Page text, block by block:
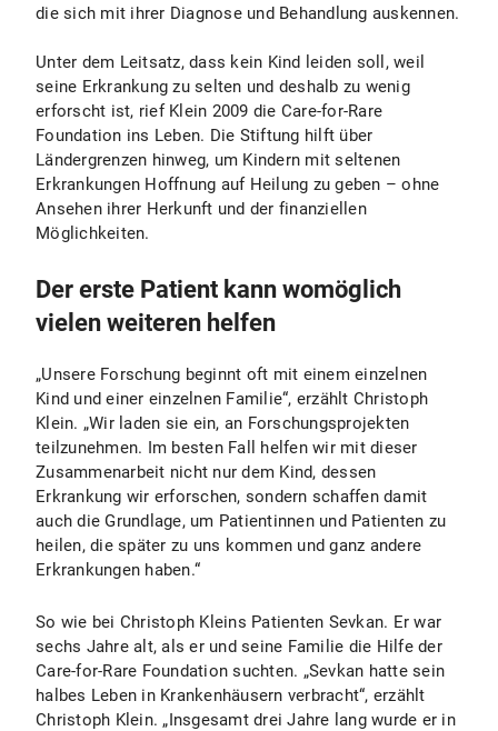
die sich mit ihrer Diagnose und Behandlung auskennen.
Unter dem Leitsatz, dass kein Kind leiden soll, weil
seine Erkrankung zu selten und deshalb zu wenig
erforscht ist, rief Klein 2009 die Care-for-Rare
Foundation ins Leben. Die Stiftung hilft über
Ländergrenzen hinweg, um Kindern mit seltenen
Erkrankungen Hoffnung auf Heilung zu geben – ohne
Ansehen ihrer Herkunft und der finanziellen
Möglichkeiten.
Der erste Patient kann womöglich
vielen weiteren helfen
„Unsere Forschung beginnt oft mit einem einzelnen
Kind und einer einzelnen Familie“, erzählt Christoph
Klein. „Wir laden sie ein, an Forschungsprojekten
teilzunehmen. Im besten Fall helfen wir mit dieser
Zusammenarbeit nicht nur dem Kind, dessen
Erkrankung wir erforschen, sondern schaffen damit
auch die Grundlage, um Patientinnen und Patienten zu
heilen, die später zu uns kommen und ganz andere
Erkrankungen haben.“
So wie bei Christoph Kleins Patienten Sevkan. Er war
sechs Jahre alt, als er und seine Familie die Hilfe der
Care-for-Rare Foundation suchten. „Sevkan hatte sein
halbes Leben in Krankenhäusern verbracht“, erzählt
Christoph Klein. „Insgesamt drei Jahre lang wurde er in